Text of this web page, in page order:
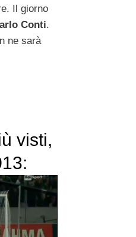
Il giorno
Conti.
ne sarà
visti,